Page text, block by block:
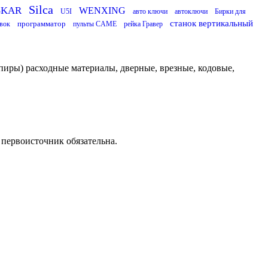
Silca U5I WENXING авто ключи автоключи
Бирки для
программатор пульты CAME рейка Гравер станок вертикальный
расходные материалы, дверные, врезные, кодовые,
обязательна.